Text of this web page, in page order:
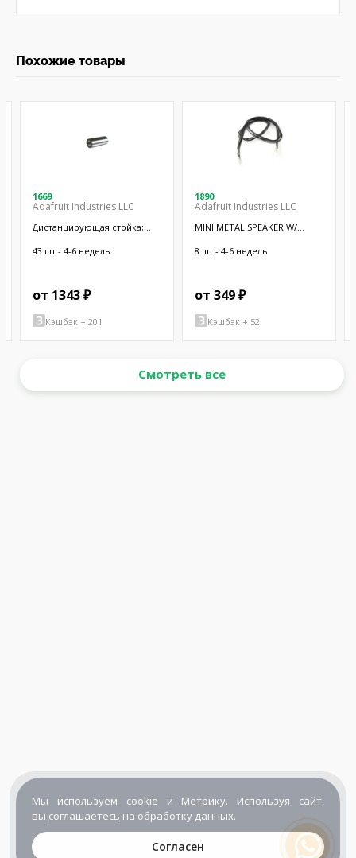
Похожие товары
1669
Adafruit Industries LLC
Дистанцирующая стойка;
латунь; никель
43 шт - 4-6 недель
от 1343 ₽
Кэшбэк + 201
1890
Adafruit Industries LLC
MINI METAL SPEAKER W/
8 шт - 4-6 недель
от 349 ₽
Кэшбэк + 52
Смотреть все
Мы используем cookie и Метрику. Используя сайт,
вы соглашаетесь на обработку данных.
Согласен